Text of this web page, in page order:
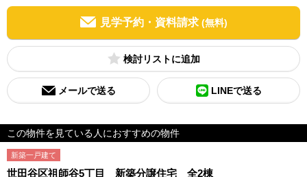
見学予約・資料請求 (無料)
検討リスト
メールで送る LINEで送る
この物件を見ている人におすすめの物件
新築一戸建て
世田谷区祖師谷5丁目 新築分譲住宅 全2棟